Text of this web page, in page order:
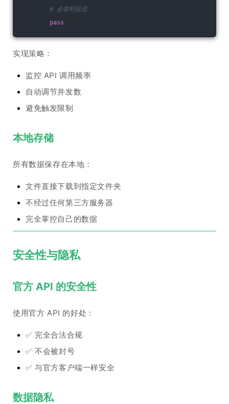
# 必要时延迟
pass
实现策略：
监控 API 调用频率
自动调节并发数
避免触发限制
本地存储
所有数据保存在本地：
文件直接下载到指定文件夹
不经过任何第三方服务器
完全掌控自己的数据
安全性与隐私
官方 API 的安全性
使用官方 API 的好处：
✅ 完全合法合规
✅ 不会被封号
✅ 与官方客户端一样安全
数据隐私